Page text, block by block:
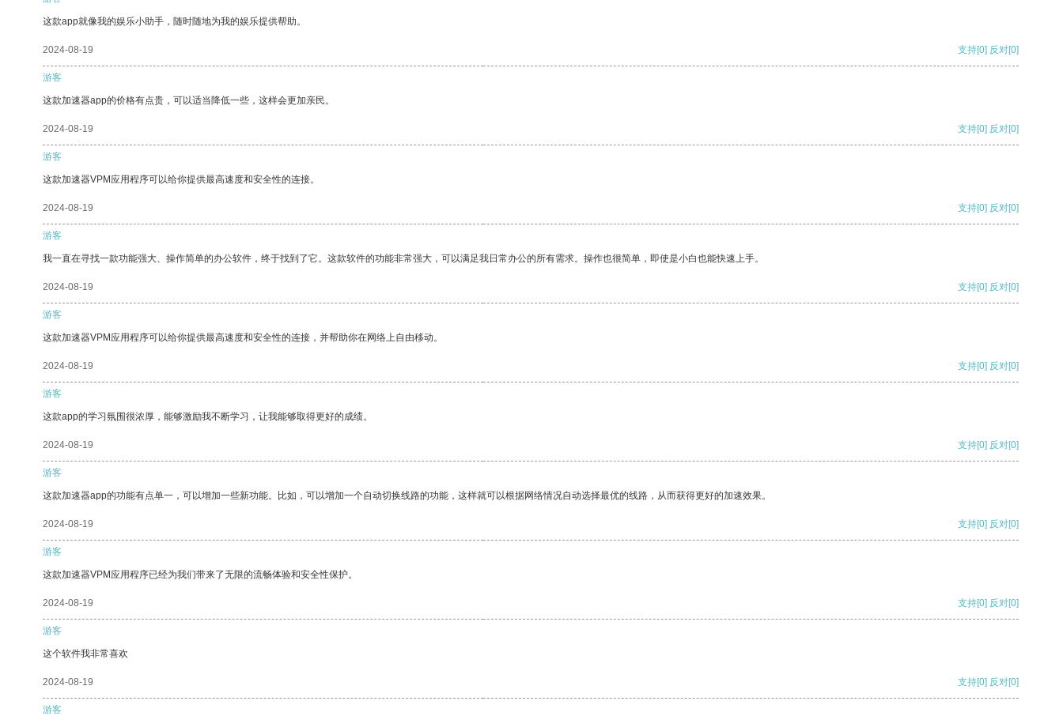
这款app就像我的娱乐小助手，随时随地为我的娱乐提供帮助。
2024-08-19 支持[0] 反对[0]
游客
这款加速器app的价格有点贵，可以适当降低一些，这样会更加亲民。
2024-08-19 支持[0] 反对[0]
游客
这款加速器VPM应用程序可以给你提供最高速度和安全性的连接。
2024-08-19 支持[0] 反对[0]
游客
我一直在寻找一款功能强大、操作简单的办公软件，终于找到了它。这款软件的功能非常强大，可以满足我日常办公的所有需求。操作也很简单，即使是小白也能快速上手。
2024-08-19 支持[0] 反对[0]
游客
这款加速器VPM应用程序可以给你提供最高速度和安全性的连接，并帮助你在网络上自由移动。
2024-08-19 支持[0] 反对[0]
游客
这款app的学习氛围很浓厚，能够激励我不断学习，让我能够取得更好的成绩。
2024-08-19 支持[0] 反对[0]
游客
这款加速器app的功能有点单一，可以增加一些新功能。比如，可以增加一个自动切换线路的功能，这样就可以根据网络情况自动选择最优的线路，从而获得更好的加速效果。
2024-08-19 支持[0] 反对[0]
游客
这款加速器VPM应用程序已经为我们带来了无限的流畅体验和安全性保护。
2024-08-19 支持[0] 反对[0]
游客
这个软件我非常喜欢
2024-08-19 支持[0] 反对[0]
游客